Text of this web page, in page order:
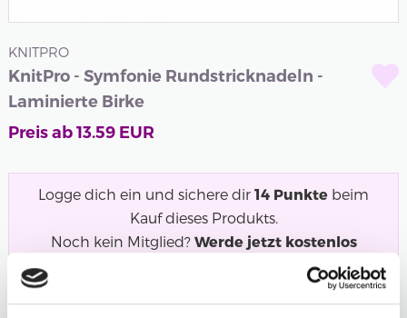
KNITPRO
KnitPro - Symfonie Rundstricknadeln -
Laminierte Birke
Preis ab13.59EUR
Logge dich ein und sichere dir 14 Punkte beim
Kauf dieses Produkts.
Noch kein Mitglied? Werde jetzt kostenlos
Mitglied und starte mit dem Punktesammeln!
Symfonie Rundstricknadeln in Regenbogenfarben aus